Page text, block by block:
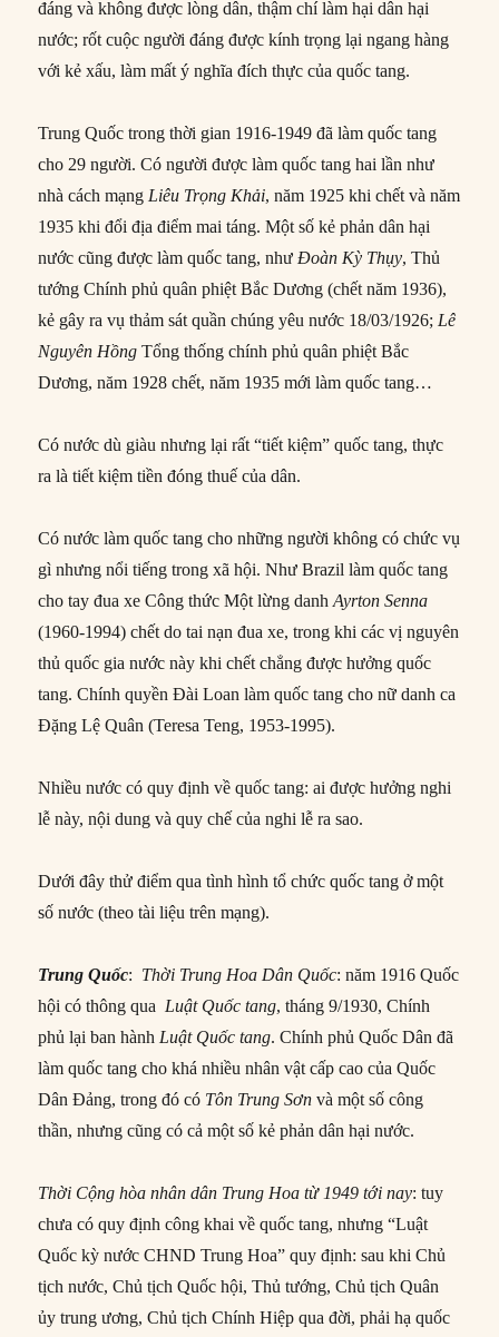
đáng và không được lòng dân, thậm chí làm hại dân hại
nước; rốt cuộc người đáng được kính trọng lại ngang hàng
với kẻ xấu, làm mất ý nghĩa đích thực của quốc tang.
Trung Quốc trong thời gian 1916-1949 đã làm quốc tang
cho 29 người. Có người được làm quốc tang hai lần như
nhà cách mạng Liêu Trọng Khải, năm 1925 khi chết và năm
1935 khi đổi địa điểm mai táng. Một số kẻ phản dân hại
nước cũng được làm quốc tang, nhưĐoàn Kỳ Thụy, Thủ
tướng Chính phủ quân phiệt Bắc Dương (chết năm 1936),
kẻ gây ra vụ thảm sát quần chúng yêu nước 18/03/1926; Lê
Nguyên Hồng Tổng thống chính phủ quân phiệt Bắc
Dương, năm 1928 chết, năm 1935 mới làm quốc tang…
Có nước dù giàu nhưng lại rất “tiết kiệm” quốc tang, thực
ra là tiết kiệm tiền đóng thuế của dân.
Có nước làm quốc tang cho những người không có chức vụ
gì nhưng nổi tiếng trong xã hội. Như Brazil làm quốc tang
cho tay đua xe Công thức Một lừng danhAyrton Senna
(1960-1994) chết do tai nạn đua xe, trong khi các vị nguyên
thủ quốc gia nước này khi chết chẳng được hưởng quốc
tang. Chính quyền Đài Loan làm quốc tang cho nữ danh ca
Đặng Lệ Quân (Teresa Teng, 1953-1995).
Nhiều nước có quy định về quốc tang: ai được hưởng nghi
lễ này, nội dung và quy chế của nghi lễ ra sao.
Dưới đây thử điểm qua tình hình tổ chức quốc tang ở một
số nước (theo tài liệu trên mạng).
Trung Quốc: Thời Trung Hoa Dân Quốc: năm 1916 Quốc
hội có thông qua Luật Quốc tang, tháng 9/1930, Chính
phủ lại ban hành Luật Quốc tang. Chính phủ Quốc Dân đã
làm quốc tang cho khá nhiều nhân vật cấp cao của Quốc
Dân Đảng, trong đó có Tôn Trung Sơn và một số công
thần, nhưng cũng có cả một số kẻ phản dân hại nước.
Thời Cộng hòa nhân dân Trung Hoa từ 1949 tới nay: tuy
chưa có quy định công khai về quốc tang, nhưng “Luật
Quốc kỳ nước CHND Trung Hoa” quy định: sau khi Chủ
tịch nước, Chủ tịch Quốc hội, Thủ tướng, Chủ tịch Quân
ủy trung ương, Chủ tịch Chính Hiệp qua đời, phải hạ quốc